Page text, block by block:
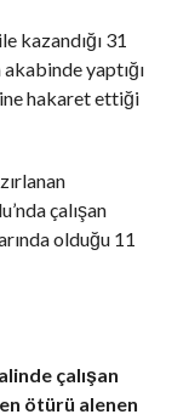
kazandığı 31
yaptığı
hakaret ettiği
çalışan
olduğu 11
çalışan
ötürü alenen